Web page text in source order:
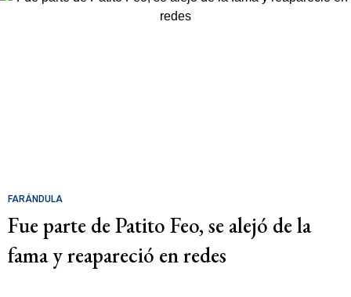
FARÁNDULA
Fue parte de Patito Feo, se alejó de la
fama y reapareció en redes